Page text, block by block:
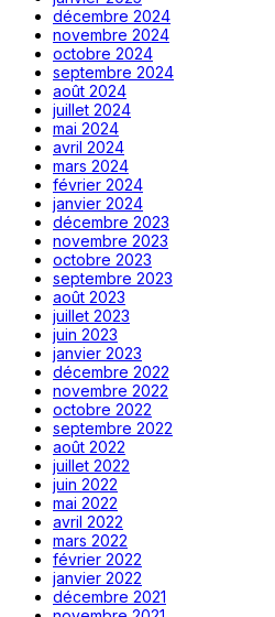
décembre 2024
novembre 2024
octobre 2024
septembre 2024
août 2024
juillet 2024
mai 2024
avril 2024
mars 2024
février 2024
janvier 2024
décembre 2023
novembre 2023
octobre 2023
septembre 2023
août 2023
juillet 2023
juin 2023
janvier 2023
décembre 2022
novembre 2022
octobre 2022
septembre 2022
août 2022
juillet 2022
juin 2022
mai 2022
avril 2022
mars 2022
février 2022
janvier 2022
décembre 2021